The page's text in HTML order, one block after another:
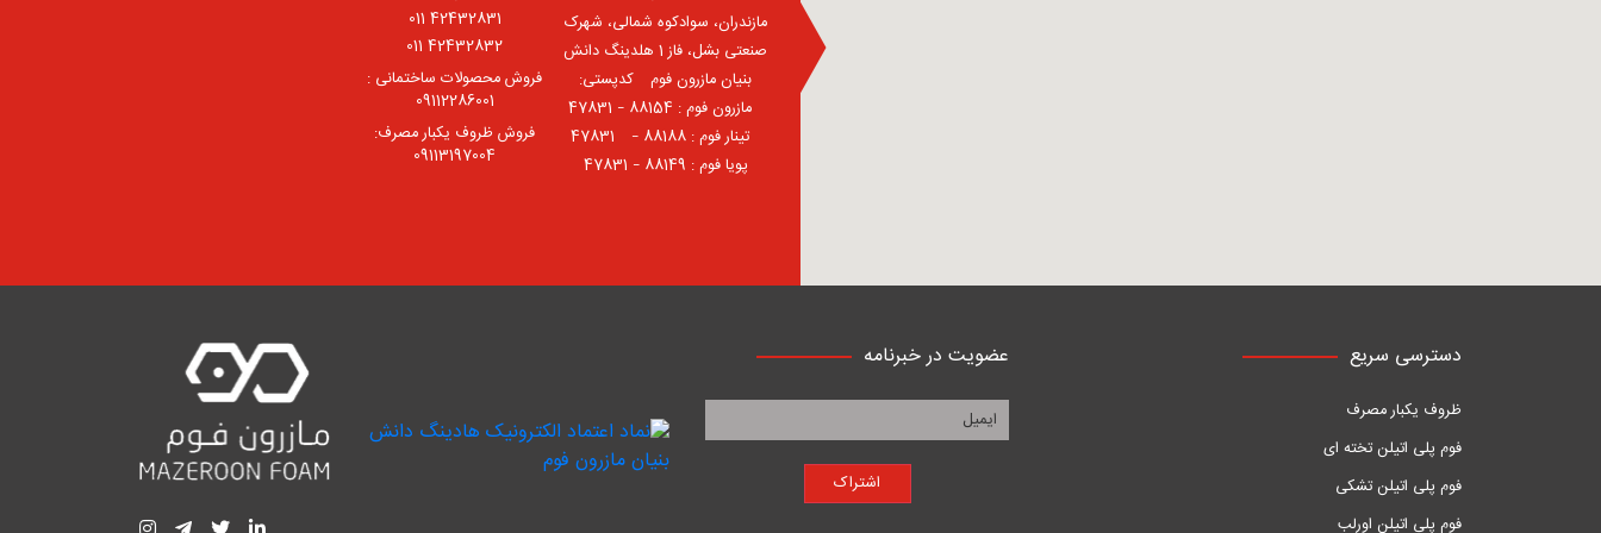
مازندران، سوادکوه شمالی، شهرک
صنعتی بشل، فاز 1 هلدینگ دانش
بنیان مازرون فوم ⠀کدپستی:
⠀مازرون فوم : 88154 – 47831
⠀تینار فوم : 88188 – 47831⠀
پویا فوم : 88149 – 47831
42432831 011
42432832 011
فروش محصولات ساختمانی :
09112286001
فروش ظروف یکبار مصرف:
09113197004
دسترسی سریع
ظروف یکبار مصرف
فوم پلی اتیلن تخته ای
فوم پلی اتیلن تشکی
فوم پلی اتیلن اورلب
عضویت در خبرنامه
اشتراک